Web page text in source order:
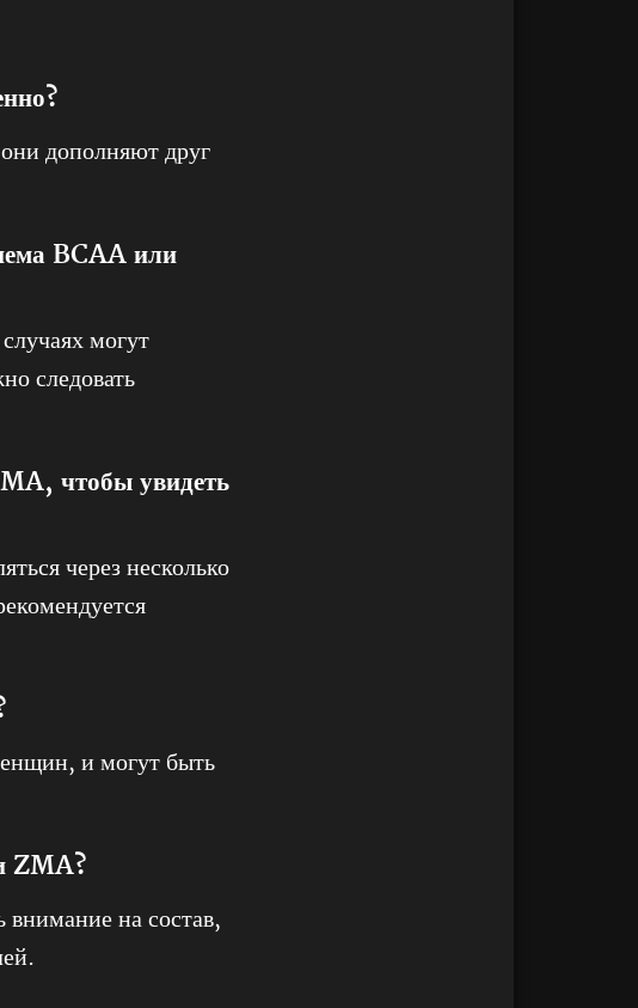
дополняют друг
BCAA или
могут
следовать
чтобы увидеть
через несколько
и могут быть
ZMA?
на состав,